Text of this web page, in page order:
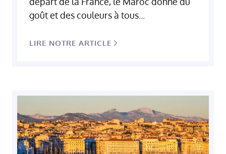
goût et des couleurs à tous...
LIRE NOTRE ARTICLE